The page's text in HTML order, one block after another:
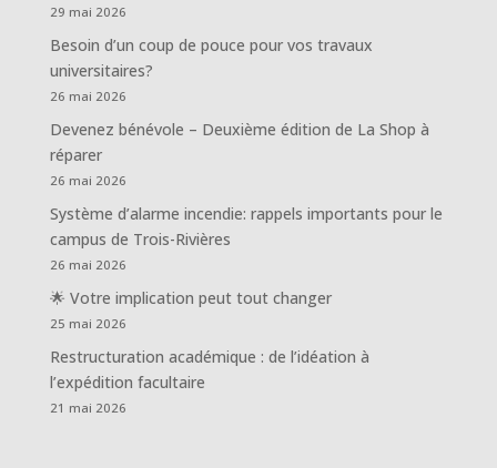
29 mai 2026
Besoin d’un coup de pouce pour vos travaux
universitaires?
26 mai 2026
Devenez bénévole – Deuxième édition de La Shop à
réparer
26 mai 2026
Système d’alarme incendie: rappels importants pour le
campus de Trois-Rivières
26 mai 2026
🌟 Votre implication peut tout changer
25 mai 2026
Restructuration académique : de l’idéation à
l’expédition facultaire
21 mai 2026